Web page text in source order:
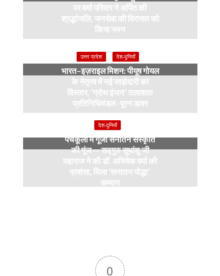
k p
पर वर्मा परिवार ने अर्पित की
श्रद्धांजलि, जनसेवा की विरासत को
किया नमन
उत्तर प्रदेश देश-दुनियाँ
भारत–इज़राइल मिशन: पीयूष गोयल
के नेतृत्व में नई साझेदारी का
विस्तार, ‘ग्रोथ इंजन’ तलाशता
प्रतिनिधिमंडल -पूरन डावर
9 months ago
देश-दुनियाँ
पंचकूला में गूंजी सनातन संस्कृति
की गूंज — सद्गुरु सुधांशु जी
महाराज ने की डॉ. अभिषेक वर्मा की
प्रशंसा, मिला ‘सनातन योद्धा’
सम्मान
0